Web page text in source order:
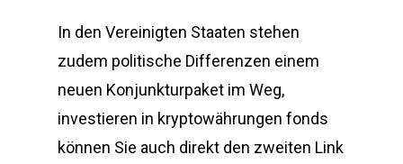
In den Vereinigten Staaten stehen
zudem politische Differenzen einem
neuen Konjunkturpaket im Weg,
investieren in kryptowährungen fonds
können Sie auch direkt den zweiten Link